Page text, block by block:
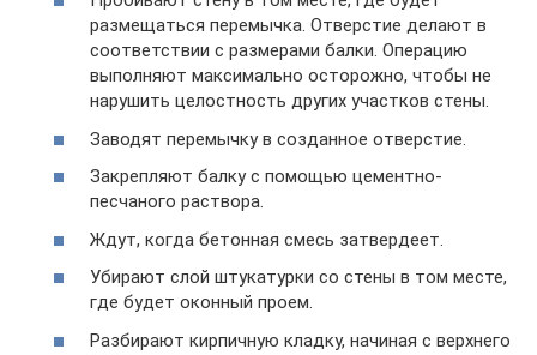
размещаться перемычка. Отверстие делают в
соответствии с размерами балки. Операцию
выполняют максимально осторожно, чтобы не
нарушить целостность других участков стены.
Заводят перемычку в созданное отверстие.
Закрепляют балку с помощью цементно-
песчаного раствора.
Ждут, когда бетонная смесь затвердеет.
Убирают слой штукатурки со стены в том месте,
где будет оконный проем.
Разбирают кирпичную кладку, начиная с верхнего